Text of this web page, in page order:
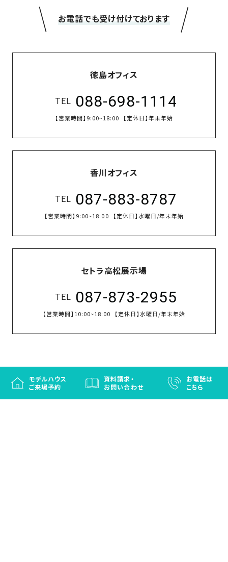
モデルハウス
ご来場予約
資料請求・
お問い合わせ
お電話は
こちら
＼お電話でも受け付けております／
徳島オフィス
TEL 088-698-1114
【営業時間】 9:00~18:00 【定休日】年末年始
香川オフィス
TEL 087-883-8787
【営業時間】 9:00~18:00 【定休日】水曜日/年末年始
セトラ高松展示場
TEL 087-873-2955
【営業時間】 10:00~18:00 【定休日】水曜日/年末年始